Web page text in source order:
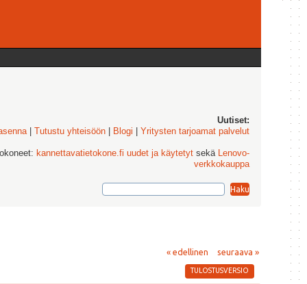
Uutiset:
|Tutustu yhteisöön Blogi |Yritysten tarjoamat palvelut
kannettavatietokone.fi uudet ja käytetyt sekä Lenovo-
verkkokauppa
« edellinen seuraava »
TULOSTUSVERSIO